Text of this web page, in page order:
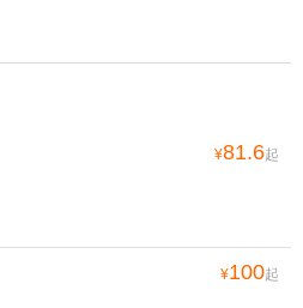
¥81.6起
¥100起